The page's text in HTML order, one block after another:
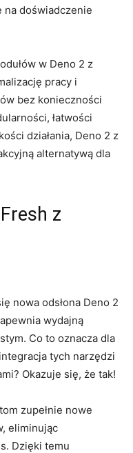
na doświadczenie
w Deno 2 ‍z
⁤pracy i
bez‌ konieczności
‍łatwości
⁤działania, Deno 2 z‍
alternatywą​ dla
z
nowa odsłona ‍Deno ⁢2
wydajną
Co to oznacza⁤ dla
tych narzędzi⁤
Okazuje⁣ się, że⁤ tak!
zupełnie nowe
eliminując
Dzięki temu